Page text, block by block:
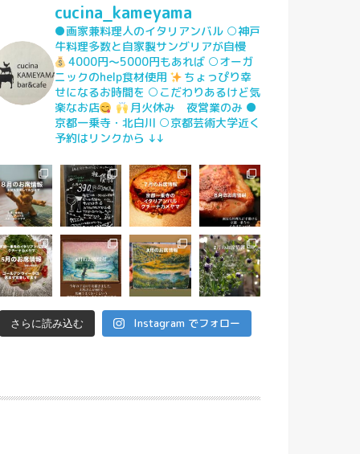
cucina_kameyama
●画家兼料理人のイタリアンバル ○神戸
牛料理多数と自家製サングリアが自慢
4000円〜5000円もあれば ○オーガ
ニックのhelp食材使用
ちょっぴり幸
せになるお時間を ○こだわりあるけど気
楽なお店
月火休み 夜営業のみ ●
京都一乗寺・北白川 ○京都芸術大学近く
予約はリンクから ↓↓
さらに読み込む Instagram でフォロー